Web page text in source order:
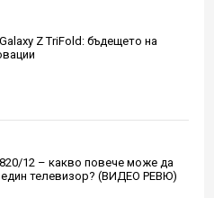
Z TriFold: бъдещето на
12 – какво повече може да
един телевизор? (ВИДЕО РЕВЮ)